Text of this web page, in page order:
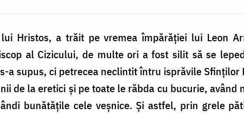
Hristos, a trăit pe vremea împărăției lui Leon
al Cizicului, de multe ori a fost silit să se
a supus, ci petrecea neclintit întru isprăvile
de la eretici și pe toate le răbda cu bucurie, având
bunătățile cele veșnice. Și astfel, prin grele